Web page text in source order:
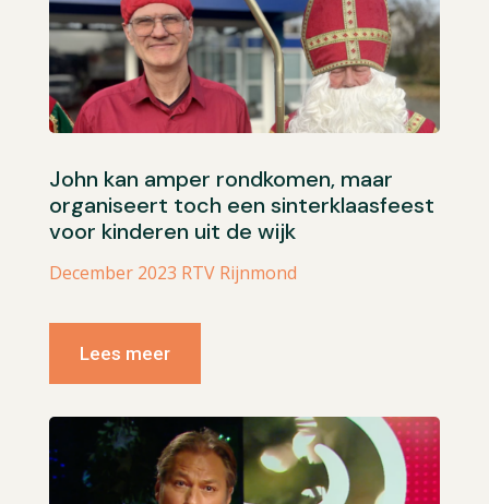
John kan amper rondkomen, maar
organiseert toch een sinterklaasfeest
voor kinderen uit de wijk
December 2023 RTV Rijnmond
Lees meer